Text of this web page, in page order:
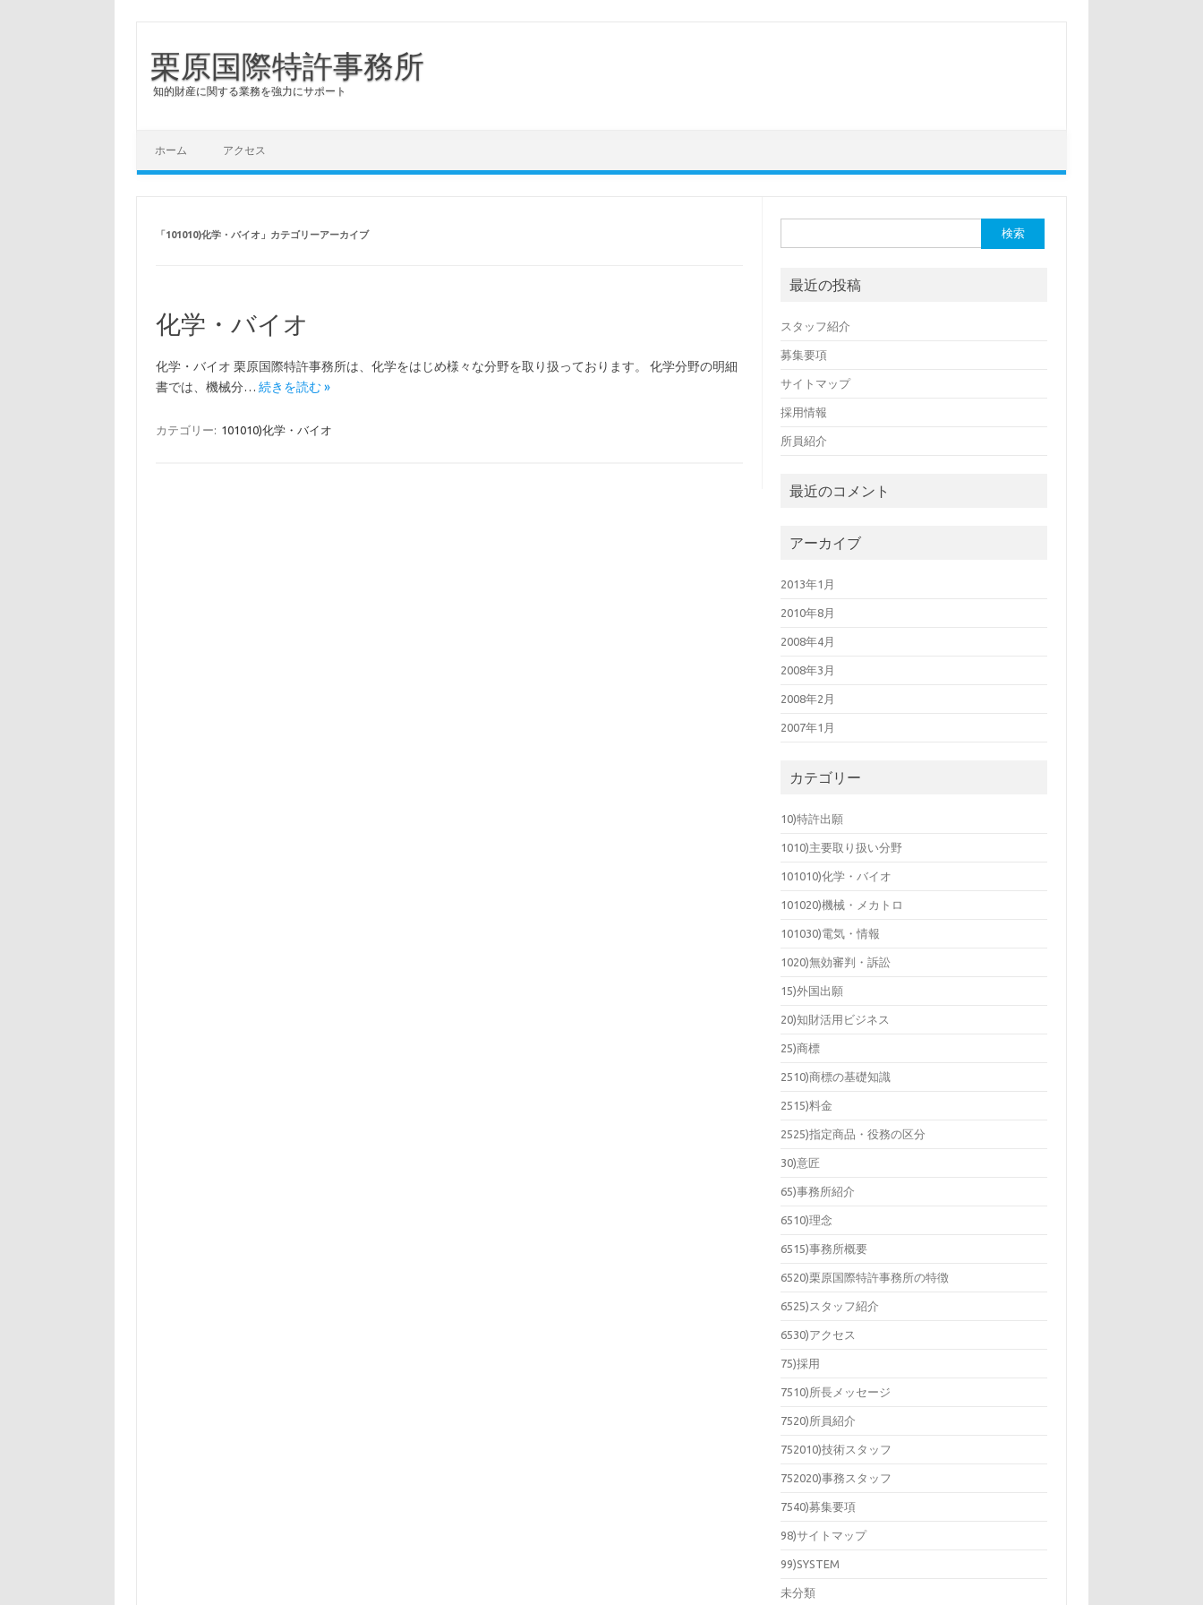
栗原国際特許事務所
知的財産に関する業務を強力にサポート
ホーム アクセス
「101010)化学・バイオ」カテゴリーアーカイブ
化学・バイオ
化学・バイオ 栗原国際特許事務所は、化学をはじめ様々な分野を取り扱っております。 化学分野の明細
書では、機械分… 続きを読む »
カテゴリー: 101010)化学・バイオ
索:
最近の投稿
スタッフ紹介
募集要項
サイトマップ
採用情報
所員紹介
最近のコメント
アーカイブ
2013年1月
2010年8月
2008年4月
2008年3月
2008年2月
2007年1月
カテゴリー
10)特許出願
1010)主要取り扱い分野
101010)化学・バイオ
101020)機械・メカトロ
101030)電気・情報
1020)無効審判・訴訟
15)外国出願
20)知財活用ビジネス
25)商標
2510)商標の基礎知識
2515)料金
2525)指定商品・役務の区分
30)意匠
65)事務所紹介
6510)理念
6515)事務所概要
6520)栗原国際特許事務所の特徴
6525)スタッフ紹介
6530)アクセス
75)採用
7510)所長メッセージ
7520)所員紹介
752010)技術スタッフ
752020)事務スタッフ
7540)募集要項
98)サイトマップ
99)SYSTEM
未分類